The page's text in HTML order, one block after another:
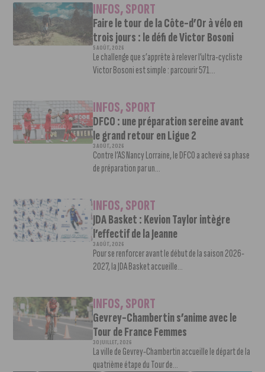
INFOS,SPORT
Faire le tour de la Côte-d’Or à vélo en
trois jours : le défi de Victor Bosoni
5 AOÛT, 2026
Le challenge que s’apprête à relever l’ultra-cycliste
Victor Bosoni est simple : parcourir 571...
INFOS,SPORT
DFCO : une préparation sereine avant
le grand retour en Ligue 2
3 AOÛT, 2026
Contre l’AS Nancy Lorraine, le DFCO a achevé sa phase
de préparation par un...
INFOS,SPORT
JDA Basket : Kevion Taylor intègre
l’effectif de la Jeanne
3 AOÛT, 2026
Pour se renforcer avant le début de la saison 2026-
2027, la JDA Basket accueille...
INFOS,SPORT
Gevrey-Chambertin s’anime avec le
Tour de France Femmes
30 JUILLET, 2026
La ville de Gevrey-Chambertin accueille le départ de la
quatrième étape du Tour de...